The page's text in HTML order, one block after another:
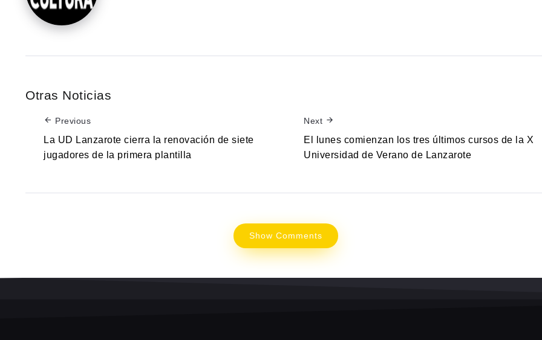
Otras Noticias
Previous
La UD Lanzarote cierra la renovación de siete
jugadores de la primera plantilla
Next
El lunes comienzan los tres últimos cursos de la X
Universidad de Verano de Lanzarote
Show Comments